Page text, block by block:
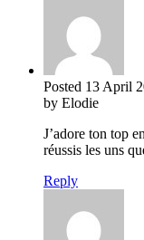
Posted 13 April
by Elodie
J’adore ton top
réussis les uns
Reply